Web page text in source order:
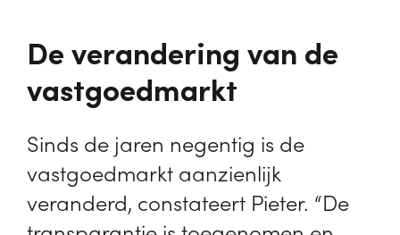
De verandering van de
vastgoedmarkt
Sinds de jaren negentig is de
vastgoedmarkt aanzienlijk
veranderd, constateert Pieter. “De